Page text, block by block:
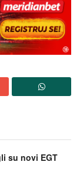
su novi EGT